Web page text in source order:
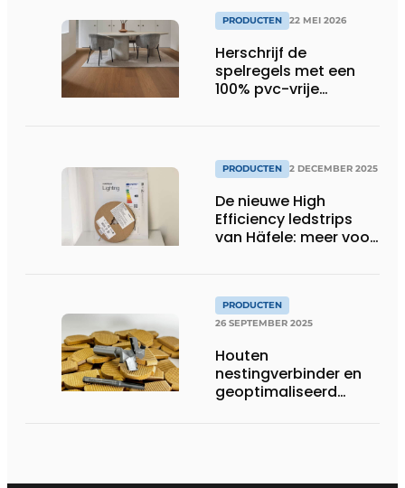
PRODUCTEN 22 MEI 2026
Herschrijf de
spelregels met een
100% pvc-vrije
PRODUCTEN 2 DECEMBER 2025
De nieuwe High
Efficiency ledstrips
van Häfele: meer voor
PRODUCTEN
26 SEPTEMBER 2025
Houten
nestingverbinder en
geoptimaliseerd